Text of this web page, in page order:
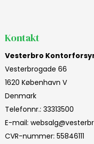
Kontakt
Vesterbro
Vesterbrogade 66
1620 København V
Denmark
Telefonnr.: 33313500
E-mail:
CVR-nummer: 55846111